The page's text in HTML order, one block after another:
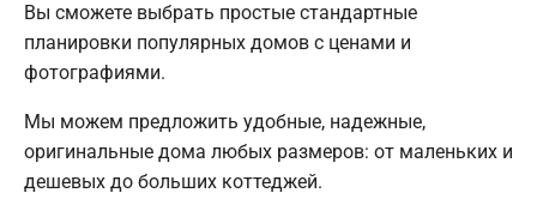
Вы сможете выбрать простые стандартные
планировки популярных домов с ценами и
фотографиями.
Мы можем предложить удобные, надежные,
оригинальные дома любых размеров: от маленьких и
дешевых до больших коттеджей.